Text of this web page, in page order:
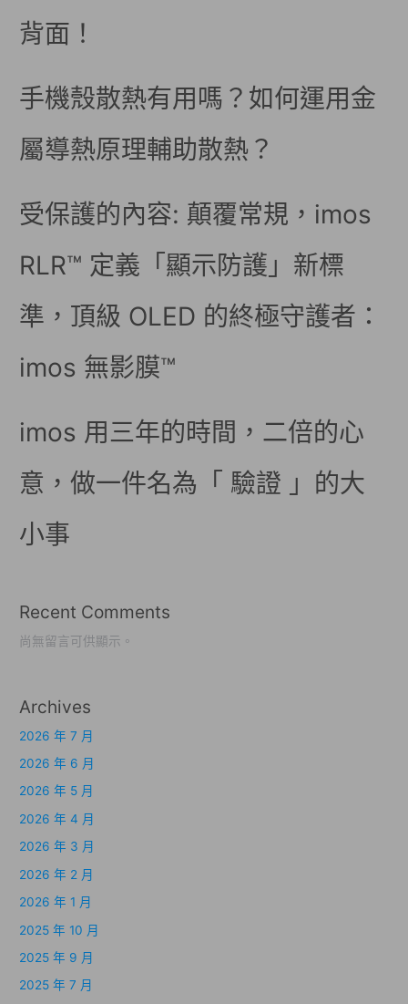
背面！
手機殼散熱有用嗎？如何運用金
屬導熱原理輔助散熱？
受保護的內容: 顛覆常規，imos
RLR™ 定義「顯示防護」新標
準，頂級 OLED 的終極守護者：
imos 無影膜™
imos 用三年的時間，二倍的心
意，做一件名為「 驗證 」的大
小事
Recent Comments
尚無留言可供顯示。
Archives
2026 年 7 月
2026 年 6 月
2026 年 5 月
2026 年 4 月
2026 年 3 月
2026 年 2 月
2026 年 1 月
2025 年 10 月
2025 年 9 月
2025 年 7 月